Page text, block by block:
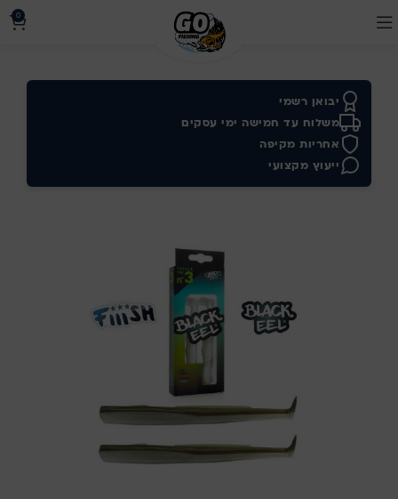
0
יבואן רשמי
משלוח עד חמישה ימי עסקים
אחריות מקיפה
ייעוץ מקצועי